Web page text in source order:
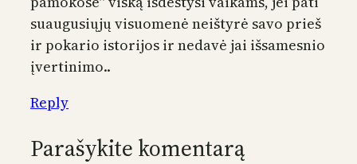
suaugusiųjų visuomenė neištyrė savo prieš
ir pokario istorijos ir nedavė jai išsamesnio
įvertinimo..
Reply
Parašykite komentarą